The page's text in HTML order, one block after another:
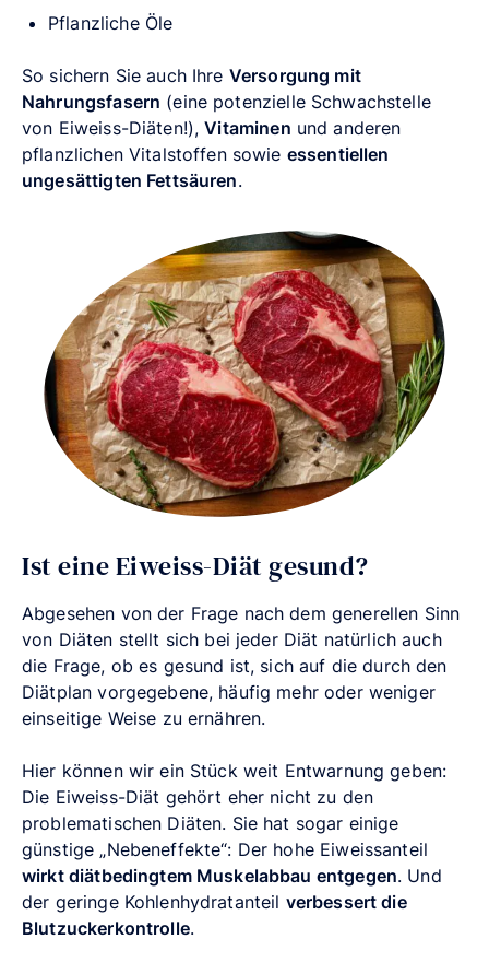
Pflanzliche Öle
So sichern Sie auch Ihre Versorgung mit
Nahrungsfasern (eine potenzielle Schwachstelle
von Eiweiss-Diäten!),Vitaminen und anderen
pflanzlichen Vitalstoffen sowie essentiellen
ungesättigten Fettsäuren.
Ist eine Eiweiss-Diät gesund?
Abgesehen von der Frage nach dem generellen Sinn
von Diäten stellt sich bei jeder Diät natürlich auch
die Frage, ob es gesund ist, sich auf die durch den
Diätplan vorgegebene, häufig mehr oder weniger
einseitige Weise zu ernähren.
Hier können wir ein Stück weit Entwarnung geben:
Die Eiweiss-Diät gehört eher nicht zu den
problematischen Diäten. Sie hat sogar einige
günstige „Nebeneffekte“: Der hohe Eiweissanteil
wirkt diätbedingtem Muskelabbau entgegen. Und
der geringe Kohlenhydratanteil verbessert die
Blutzuckerkontrolle.